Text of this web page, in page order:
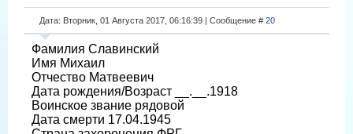
Дата: Вторник, 01 Августа 2017, 06:16:39 | Сообщение # 20
Фамилия Славинский
Имя Михаил
Отчество Матвеевич
Дата рождения/Возраст __.__.1918
Воинское звание рядовой
Дата смерти 17.04.1945